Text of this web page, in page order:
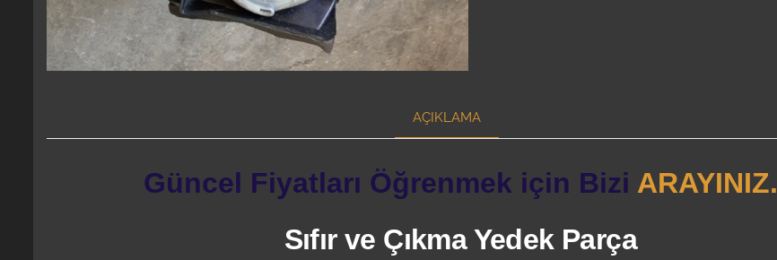
AÇIKLAMA
Güncel Fiyatları Öğrenmek için Bizi ARAYINIZ.
Sıfır ve Çıkma Yedek Parça